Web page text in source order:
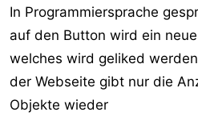
In Programmiersprache
auf den Button wird ein
welches wird geliked
der Webseite gibt nur die
Objekte wieder